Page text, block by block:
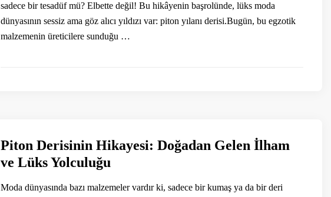
sadece bir tesadüf mü? Elbette değil! Bu hikâyenin başrolünde, lüks moda
dünyasının sessiz ama göz alıcı yıldızı var: piton yılanı derisi.Bugün, bu egzotik
malzemenin üreticilere sunduğu …
Piton Derisinin Hikayesi: Doğadan Gelen İlham
ve Lüks Yolculuğu
Moda dünyasında bazı malzemeler vardır ki, sadece bir kumaş ya da bir deri